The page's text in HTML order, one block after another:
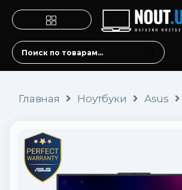
Главная Ноутбуки Asus